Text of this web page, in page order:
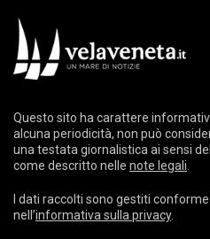
Questo sito ha carattere
alcuna periodicità, non può
una testata giornalistica ai sensi
come descritto nelle note legali
I dati raccolti sono gestiti
nell’informativa sulla privacy.